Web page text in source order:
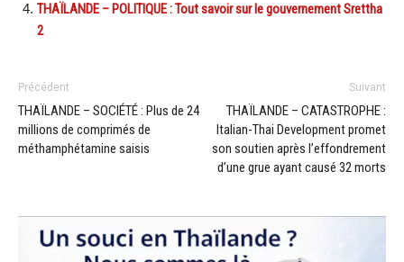
THAÏLANDE – POLITIQUE : Tout savoir sur le gouvernement Srettha
2
Précédent
THAÏLANDE – SOCIÉTÉ : Plus de 24
millions de comprimés de
méthamphétamine saisis
Suivant
THAÏLANDE – CATASTROPHE :
Italian-Thai Development promet
son soutien après l’effondrement
d’une grue ayant causé 32 morts